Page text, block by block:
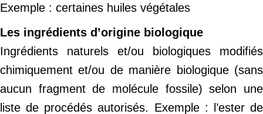
Exemple : certaines huiles végétales
Les ingrédients d’origine biologique
Ingrédients naturels et/ou biologiques modifiés
chimiquement et/ou de manière biologique (sans
aucun fragment de molécule fossile) selon une
liste de procédés autorisés. Exemple : l’ester de